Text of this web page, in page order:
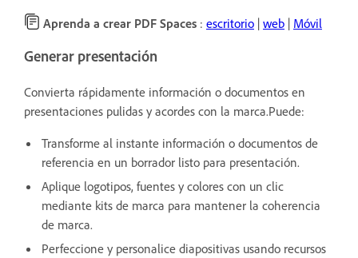
Aprenda a crear PDF Spaces : escritorio | web | Móvil
Generar presentación
Convierta rápidamente información o documentos en
presentaciones pulidas y acordes con la marca.Puede:
Transforme al instante información o documentos de
referencia en un borrador listo para presentación.
Aplique logotipos, fuentes y colores con un clic
mediante kits de marca para mantener la coherencia
de marca.
Perfeccione y personalice diapositivas usando recursos